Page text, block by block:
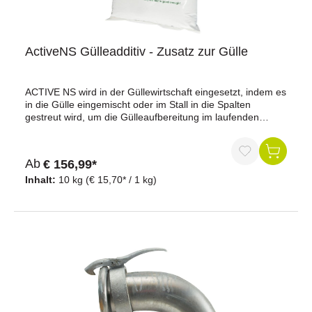
ActiveNS Gülleadditiv - Zusatz zur Gülle
ACTIVE NS wird in der Güllewirtschaft eingesetzt, indem es
in die Gülle eingemischt oder im Stall in die Spalten
gestreut wird, um die Gülleaufbereitung im laufenden
Ammoniak (NH³): Reduziert die Geruchsemission im Stall
und beim Ausbringen um bis zu 45 %.Verbesserte
Homogenität: Verringert Schwimmschicht und
Bodensatz.Weniger Rührbedarf: Durch gleichmäßigere
einsetzbar: Ungefährlich für Mensch und
Tier.ProduktdatenProduktart: Gülleaktivator /
GüllezusatzmittelBasis: reine NaturprodukteWirkprinzip:
Lehmmineralien mit hohem IonenaustauscheffektBindet:
Ammoniak (NH³)Emissionsreduktion: bis zu 45 %
Inhalt: 10 kg (€ 15,70* / 1 kg)
Ab € 156,99*